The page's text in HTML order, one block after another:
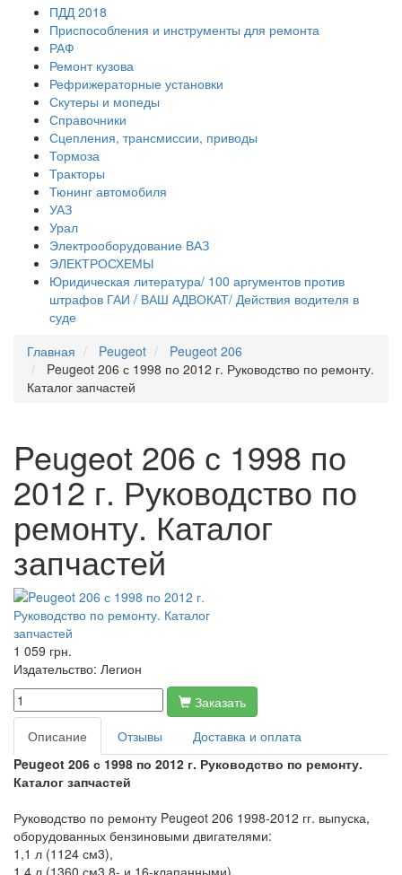
ПДД 2018
Приспособления и инструменты для ремонта
РАФ
Ремонт кузова
Рефрижераторные установки
Скутеры и мопеды
Справочники
Сцепления, трансмиссии, приводы
Тормоза
Тракторы
Тюнинг автомобиля
УАЗ
Урал
Электрооборудование ВАЗ
ЭЛЕКТРОСХЕМЫ
Юридическая литература/ 100 аргументов против
штрафов ГАИ / ВАШ АДВОКАТ/ Действия водителя в
суде
Главная
Peugeot
Peugeot 206
Peugeot 206 с 1998 по 2012 г. Руководство по ремонту.
Каталог запчастей
Peugeot 206 с 1998 по
2012 г. Руководство по
ремонту. Каталог
запчастей
1 059 грн.
Издательство: Легион
Заказать
Описание
Отзывы
Доставка и оплата
Peugeot 206 с 1998 по 2012 г. Руководство по ремонту.
Каталог запчастей
Руководство по ремонту Peugeot 206 1998-2012 гг. выпуска,
оборудованных бензиновыми двигателями:
1,1 л (1124 см3),
1,4 л (1360 см3 8- и 16-клапанными),